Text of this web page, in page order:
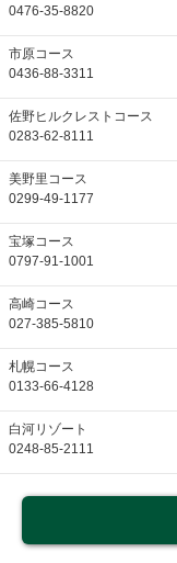
0476-35-8820
市原コース
0436-88-3311
佐野ヒルクレストコース
0283-62-8111
美野里コース
0299-49-1177
宝塚コース
0797-91-1001
高崎コース
027-385-5810
札幌コース
0133-66-4128
白河リゾート
0248-85-2111